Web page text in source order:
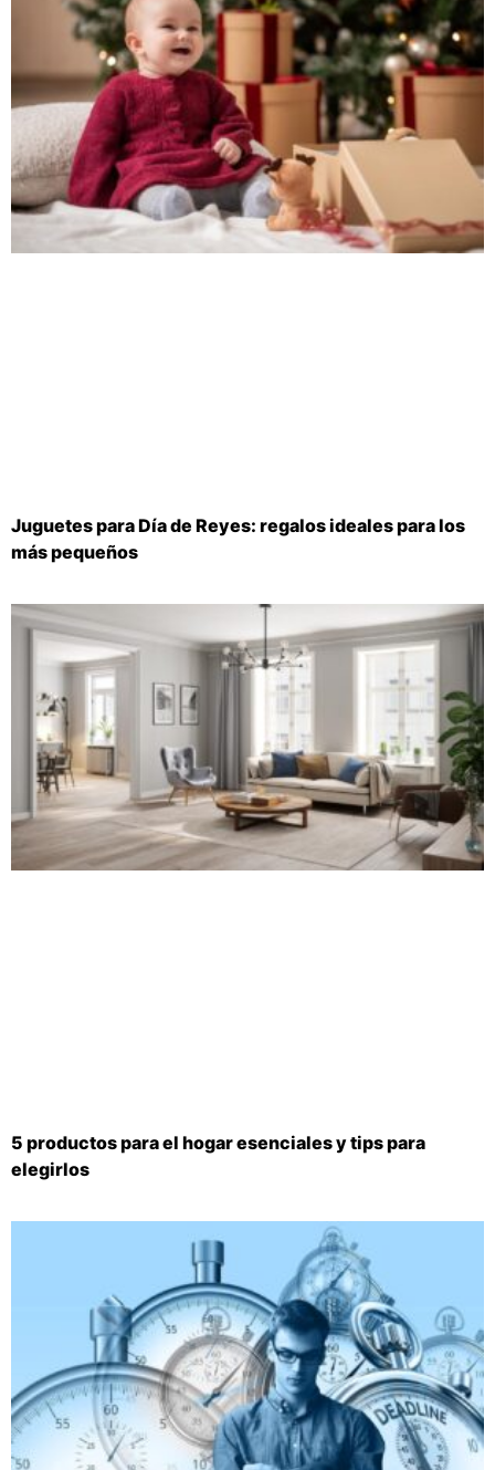
Juguetes para Día de Reyes: regalos ideales para los
más pequeños
5 productos para el hogar esenciales y tips para
elegirlos